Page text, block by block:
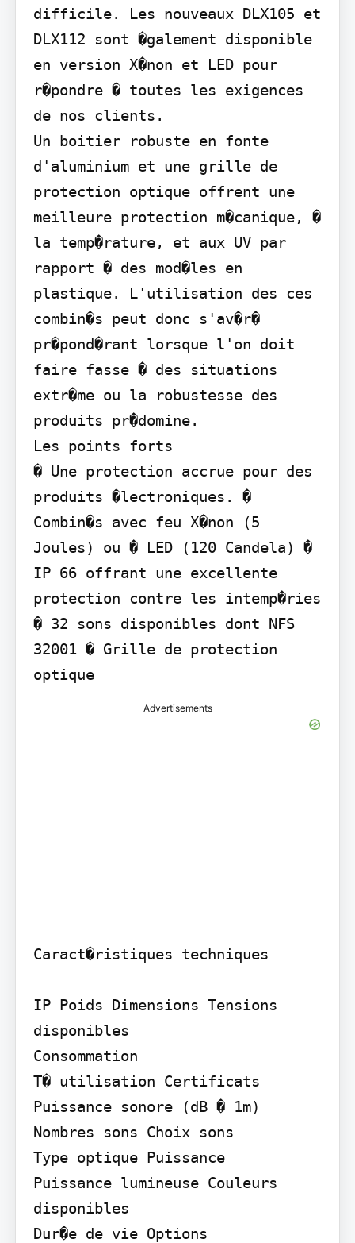
difficile. Les nouveaux DLX105 et
DLX112 sont �galement disponible
en version X�non et LED pour
r�pondre � toutes les exigences
de nos clients.
Un boitier robuste en fonte
d'aluminium et une grille de
protection optique offrent une
meilleure protection m�canique, �
la temp�rature, et aux UV par
rapport � des mod�les en
plastique. L'utilisation des ces
combin�s peut donc s'av�r�
pr�pond�rant lorsque l'on doit
faire fasse � des situations
extr�me ou la robustesse des
produits pr�domine.
Les points forts
� Une protection accrue pour des
produits �lectroniques. �
Combin�s avec feu X�non (5
Joules) ou � LED (120 Candela) �
IP 66 offrant une excellente
protection contre les intemp�ries
� 32 sons disponibles dont NFS
32001 � Grille de protection
optique
Advertisements
Caract�ristiques techniques
IP Poids Dimensions Tensions
disponibles
Consommation
T� utilisation Certificats
Puissance sonore (dB � 1m)
Nombres sons Choix sons
Type optique Puissance
Puissance lumineuse Couleurs
disponibles
Dur�e de vie Options